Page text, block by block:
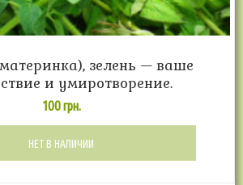
зелень — ваше
и умиротворение.
100грн.
НЕТ В НАЛИЧИИ